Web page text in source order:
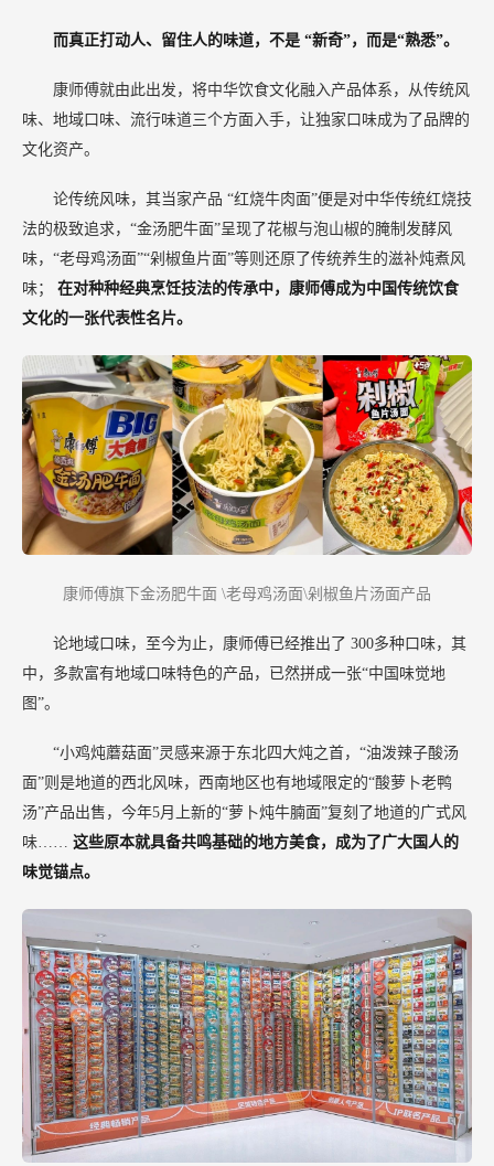
而真正打动人、留住人的味道，不是 “新奇”，而是“熟悉”。
康师傅就由此出发，将中华饮食文化融入产品体系，从传统风
味、地域口味、流行味道三个方面入手，让独家口味成为了品牌的
文化资产。
论传统风味，其当家产品 “红烧牛肉面”便是对中华传统红烧技
法的极致追求，“金汤肥牛面”呈现了花椒与泡山椒的腌制发酵风
味，“老母鸡汤面”“剁椒鱼片面”等则还原了传统养生的滋补炖煮风
味； 在对种种经典烹饪技法的传承中，康师傅成为中国传统饮食
文化的一张代表性名片。
康师傅旗下金汤肥牛面 \老母鸡汤面\剁椒鱼片汤面产品
论地域口味，至今为止，康师傅已经推出了 300多种口味，其
中，多款富有地域口味特色的产品，已然拼成一张“中国味觉地
图”。
“小鸡炖蘑菇面”灵感来源于东北四大炖之首，“油泼辣子酸汤
面”则是地道的西北风味，西南地区也有地域限定的“酸萝卜老鸭
汤”产品出售，今年5月上新的“萝卜炖牛腩面”复刻了地道的广式风
味…… 这些原本就具备共鸣基础的地方美食，成为了广大国人的
味觉锚点。